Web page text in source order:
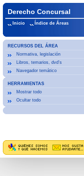
Derecho Concursal
Inicio Índice de Áreas
RECURSOS DEL ÁREA
Normativa, legislación
Libros, temarios, dvd's
Navegador temático
HERRAMIENTAS
Mostrar todo
Ocultar todo